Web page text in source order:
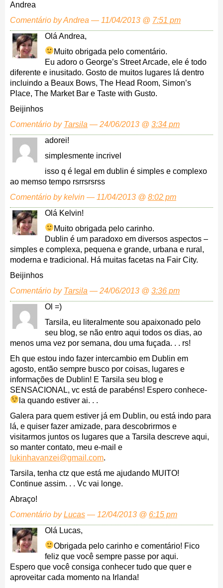
Andrea
Comentário by Andrea — 11/04/2013 @ 7:51 pm
Olá Andrea,
Muito obrigada pelo comentário.
Eu adoro o George’s Street Arcade, ele é todo
diferente e inusitado. Gosto de muitos lugares lá dentro
incluindo a Beaux Bows, The Head Room, Simon’s
Place, The Market Bar e Taste with Gusto.
Beijinhos
Comentário by Tarsila — 24/06/2013 @ 3:34 pm
adorei!
simplesmente incrivel
isso q é legal em dublin é simples e complexo
ao memso tempo rsrrsrsrss
Comentário by kelvin — 11/04/2013 @ 8:02 pm
Olá Kelvin!
Muito obrigada pelo carinho.
Dublin é um paradoxo em diversos aspectos –
simples e complexa, pequena e grande, urbana e rural,
moderna e tradicional. Há muitas facetas na Fair City.
Beijinhos
Comentário by Tarsila — 24/06/2013 @ 3:36 pm
Ol =)
Tarsila, eu literalmente sou apaixonado pelo
seu blog, se não entro aqui todos os dias, ao
menos uma vez por semana, dou uma fuçada. . . rs!
Eh que estou indo fazer intercambio em Dublin em
agosto, então sempre busco por coisas, lugares e
informações de Dublin! E Tarsila seu blog e
SENSACIONAL, vc está de parabéns! Espero conhece-
la quando estiver ai. . .
Galera para quem estiver já em Dublin, ou está indo para
lá, e quiser fazer amizade, para descobrirmos e
visitarmos juntos os lugares que a Tarsila descreve aqui,
so manter contato, meu e-mail e
lukinhavanzei@gmail.com.
Tarsila, tenha ctz que está me ajudando MUITO!
Continue assim. . . Vc vai longe.
Abraço!
Comentário byLucas — 12/04/2013 @ 6:15 pm
Olá Lucas,
Obrigada pelo carinho e comentário! Fico
feliz que você sempre passe por aqui.
Espero que você consiga conhecer tudo que quer e
aproveitar cada momento na Irlanda!